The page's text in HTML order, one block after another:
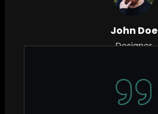
John Doe
Designer